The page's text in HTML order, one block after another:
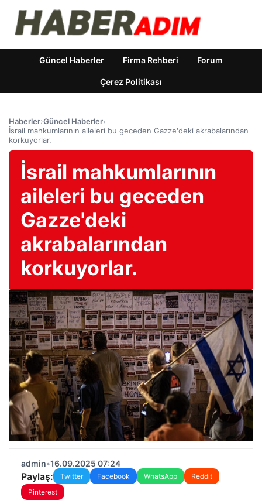
Güncel Haberler Firma Rehberi Forum
Çerez Politikası
Haberler›Güncel Haberler›
İsrail mahkumlarının aileleri bu geceden Gazze'deki akrabalarından
korkuyorlar.
İsrail mahkumlarının
aileleri bu geceden
Gazze'deki
akrabalarından
korkuyorlar.
admin•16.09.2025 07:24
Paylaş: Twitter Facebook WhatsApp
Reddit
Pinterest